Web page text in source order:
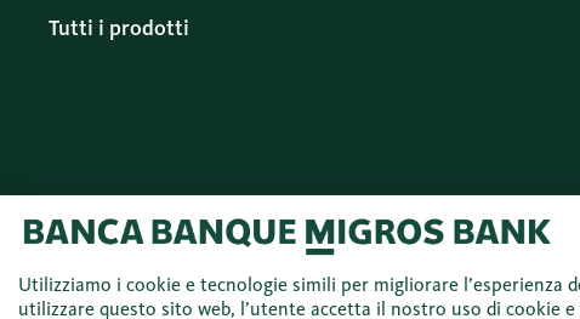
Tutti i prodotti
© 2026 Banca Migros
Utilizziamo i cookie e tecnologie simili per migliorare l’esperienza
utilizzare questo sito web, l’utente accetta il nostro uso di cookie